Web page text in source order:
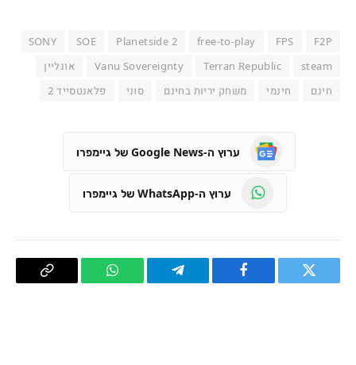
F2P
FPS
free-to-play
Planetside 2
SOE
SONY
steam
Terran Republic
Vanu Sovereignty
אונליין
חינם
חינמי משחק יריות בחינם סוני פלאנטסייד 2
ערוץ ה-Google News של גיימפרו
ערוץ ה-WhatsApp של גיימפרו
טוויטר פייסבוק Telegram
WhatsApp העתק